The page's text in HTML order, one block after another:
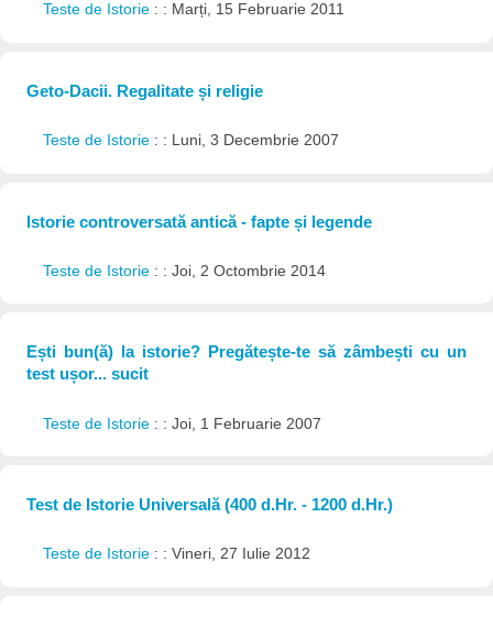
Teste de Istorie : : Marți, 15 Februarie 2011
Geto-Dacii. Regalitate și religie
Teste de Istorie : : Luni, 3 Decembrie 2007
Istorie controversată antică - fapte și legende
Teste de Istorie : : Joi, 2 Octombrie 2014
Ești bun(ă) la istorie? Pregătește-te să zâmbești cu un
test ușor... sucit
Teste de Istorie : : Joi, 1 Februarie 2007
Test de Istorie Universală (400 d.Hr. - 1200 d.Hr.)
Teste de Istorie : : Vineri, 27 Iulie 2012